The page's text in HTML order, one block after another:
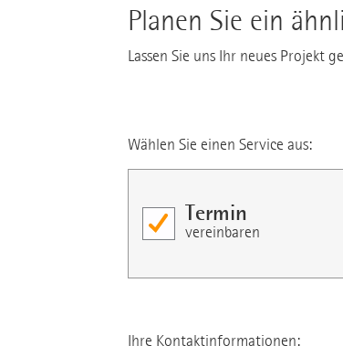
Planen Sie ein
Lassen Sie uns Ihr neues Projekt
Wählen Sie einen Service aus:
Termin
vereinbaren
Ihre Kontaktinformationen: